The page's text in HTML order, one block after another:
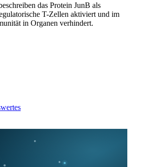
das Protein JunB als
T-Zellen aktiviert und im
in Organen verhindert.